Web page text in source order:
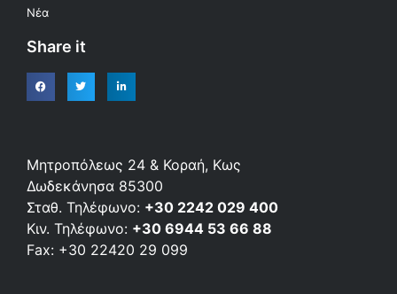
Νέα
Share it
Μητροπόλεως 24 & Κοραή, Κως
Δωδεκάνησα 85300
Σταθ. Τηλέφωνο: +30 2242 029 400
Κιν. Τηλέφωνο: +30 6944 53 66 88
Fax: +30 22420 29 099